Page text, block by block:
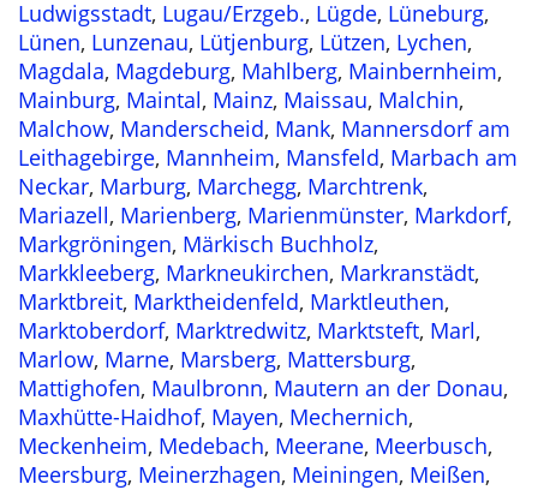
Ludwigsstadt, Lugau/Erzgeb., Lügde, Lüneburg,
Lünen, Lunzenau, Lütjenburg, Lützen, Lychen,
Magdala, Magdeburg, Mahlberg, Mainbernheim,
Mainburg, Maintal, Mainz, Maissau, Malchin,
Malchow, Manderscheid, Mank, Mannersdorf am
Leithagebirge, Mannheim, Mansfeld, Marbach am
Neckar, Marburg, Marchegg, Marchtrenk,
Mariazell, Marienberg, Marienmünster, Markdorf,
Markgröningen, Märkisch Buchholz,
Markkleeberg, Markneukirchen, Markranstädt,
Marktbreit, Marktheidenfeld, Marktleuthen,
Marktoberdorf, Marktredwitz, Marktsteft, Marl,
Marlow, Marne, Marsberg, Mattersburg,
Mattighofen, Maulbronn, Mautern an der Donau,
Maxhütte-Haidhof, Mayen, Mechernich,
Meckenheim, Medebach, Meerane, Meerbusch,
Meersburg, Meinerzhagen, Meiningen, Meißen,